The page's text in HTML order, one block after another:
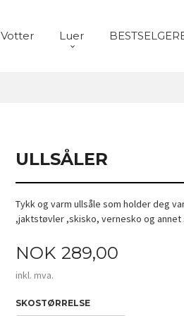
Votter Luer
ULLSÅLER
Tykk og varm ullsåle som holder deg
,jaktstøvler ,skisko, vernesko og annet
Pris
NOK 289,00
inkl. mva.
SKOSTØRRELSE